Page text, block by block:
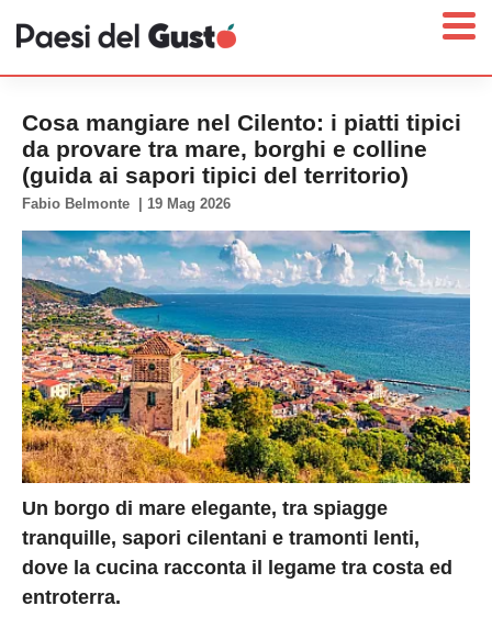
Home
News
Interviste
Territori
Prodotti
Answer
Newsletter
Policy
Cookies
Policy
Cosa mangiare nel Cilento: i piatti tipici
da provare tra mare, borghi e colline
(guida ai sapori tipici del territorio)
Fabio Belmonte 19 Mag 2026
Un borgo di mare elegante, tra spiagge
tranquille, sapori cilentani e tramonti lenti,
dove la cucina racconta il legame tra costa ed
entroterra.